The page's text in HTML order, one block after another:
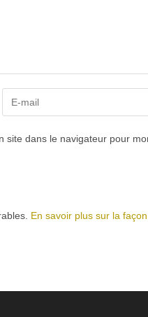
Enter
your
site dans le navigateur pour
En savoir plus sur la